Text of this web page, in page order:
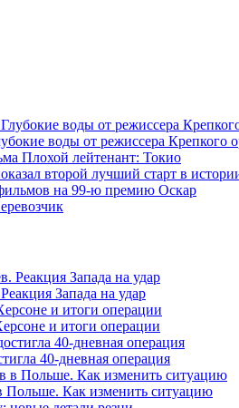
воды от режиссера Крепкого
Плохой лейтенант: Токио
второй лучший старт в
на 99-ю премию Оскар
Запада на удар
и итоги операции
40-дневная операция
Польше. Как изменить ситуацию